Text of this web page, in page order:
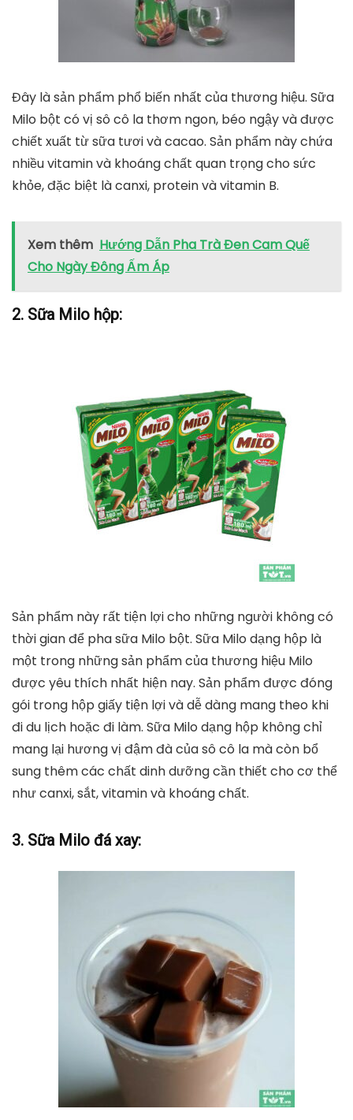
Đây là sản phẩm phổ biến nhất của thương hiệu. Sữa
Milo bột có vị sô cô la thơm ngon, béo ngậy và được
chiết xuất từ sữa tươi và cacao. Sản phẩm này chứa
nhiều vitamin và khoáng chất quan trọng cho sức
khỏe, đặc biệt là canxi, protein và vitamin B.
Xem thêm Hướng Dẫn Pha Trà Đen Cam Quế
Cho Ngày Đông Ấm Áp
2. Sữa Milo hộp:
Sản phẩm này rất tiện lợi cho những người không có
thời gian để pha sữa Milo bột. Sữa Milo dạng hộp là
một trong những sản phẩm của thương hiệu Milo
được yêu thích nhất hiện nay. Sản phẩm được đóng
gói trong hộp giấy tiện lợi và dễ dàng mang theo khi
đi du lịch hoặc đi làm. Sữa Milo dạng hộp không chỉ
mang lại hương vị đậm đà của sô cô la mà còn bổ
sung thêm các chất dinh dưỡng cần thiết cho cơ thể
như canxi, sắt, vitamin và khoáng chất.
3. Sữa Milo đá xay: